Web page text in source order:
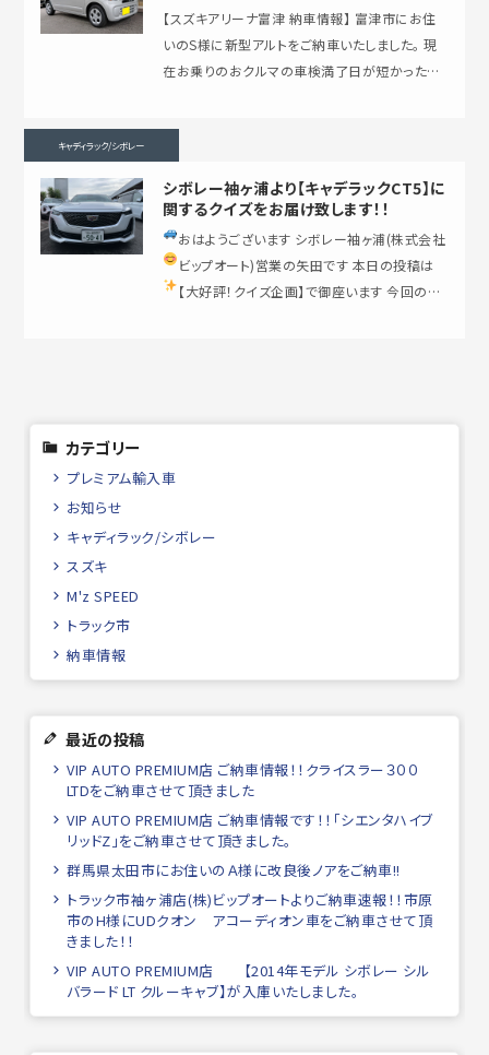
【スズキアリーナ富津 納車情報】 富津市にお住
いのS様に新型アルトをご納車いたしました。 現
在お乗りのおクルマの車検満了日が短かった為、
キャディラック/シボレー
シボレー袖ヶ浦より【キャデラックCT5】に
関するクイズをお届け致します！！
おはようございます シボレー袖ヶ浦(株式会社
ビップオート)営業の矢田です 本日の投稿は
【大好評！クイズ企画】で御座います 今回の主
カテゴリー
プレミアム輸入車
お知らせ
キャディラック/シボレー
スズキ
M'z SPEED
トラック市
納車情報
最近の投稿
VIP AUTO PREMIUM店 ご納車情報！！クライスラー３００
LTDをご納車させて頂きました
VIP AUTO PREMIUM店 ご納車情報です！！「シエンタハイブ
リッドZ」をご納車させて頂きました。
群馬県太田市にお住いのＡ様に改良後ノアをご納車!!
トラック市袖ヶ浦店(株)ビップオートよりご納車速報！！市原
市のH様にUDクオン アコーディオン車をご納車させて頂
きました！！
VIP AUTO PREMIUM店 【2014年モデル シボレー シル
バラード LT クルーキャブ】が入庫いたしました。